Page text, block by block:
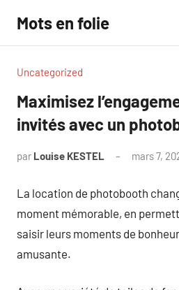
contenu
Mots en folie
Uncategorized
Maximisez
invités avec un
par Louise KESTEL mars 7,
La location de photobooth
moment mémorable, en
saisir leurs moments de
amusante.